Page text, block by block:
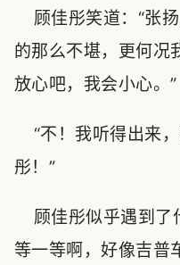
顾佳彤笑道：“张
的那么不堪，更何况
放心吧，我会小心。”
“不！我听得出来
彤！”
顾佳彤似乎遇到了
等一等啊，好像吉普